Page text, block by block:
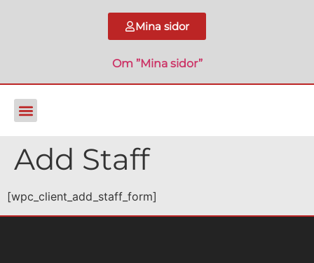
Mina sidor
Om ”Mina sidor”
Add Staff
[wpc_client_add_staff_form]